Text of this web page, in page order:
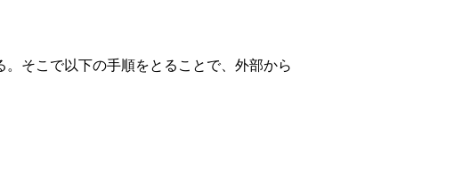
。そこで以下の手順をとることで、外部から